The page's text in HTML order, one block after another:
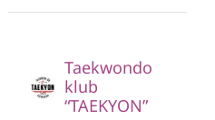
Taekwondo
klub
“TAEKYON”